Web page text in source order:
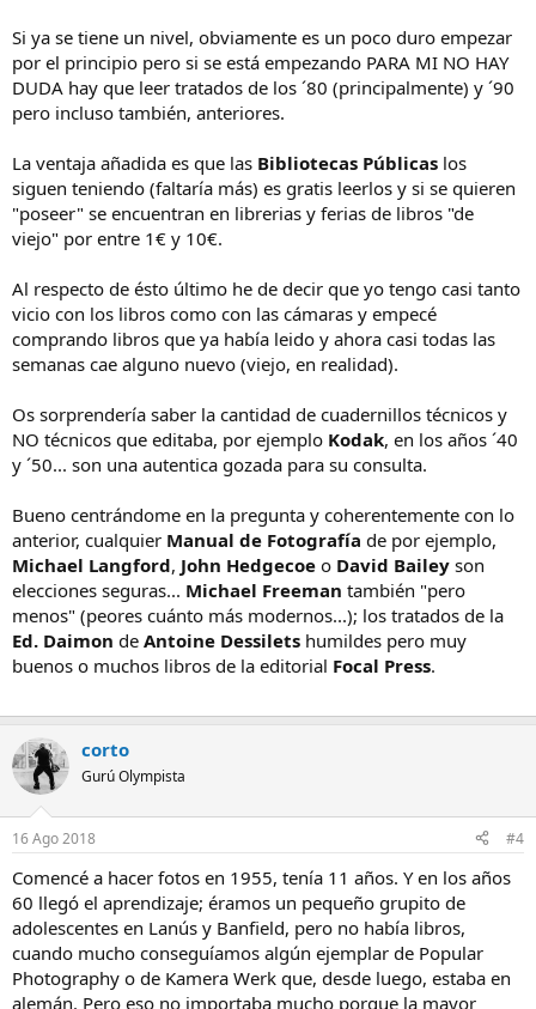
Si ya se tiene un nivel, obviamente es un poco duro empezar
por el principio pero si se está empezando PARA MI NO HAY
DUDA hay que leer tratados de los ´80 (principalmente) y ´90
pero incluso también, anteriores.
La ventaja añadida es que las Bibliotecas Públicas los
siguen teniendo (faltaría más) es gratis leerlos y si se quieren
"poseer" se encuentran en librerias y ferias de libros "de
viejo" por entre 1€ y 10€.
Al respecto de ésto último he de decir que yo tengo casi tanto
vicio con los libros como con las cámaras y empecé
comprando libros que ya había leido y ahora casi todas las
semanas cae alguno nuevo (viejo, en realidad).
Os sorprendería saber la cantidad de cuadernillos técnicos y
NO técnicos que editaba, por ejemplo Kodak, en los años ´40
y ´50... son una autentica gozada para su consulta.
Bueno centrándome en la pregunta y coherentemente con lo
anterior, cualquier Manual de Fotografía de por ejemplo,
Michael Langford, John Hedgecoe o David Bailey son
elecciones seguras... Michael Freeman también "pero
menos" (peores cuánto más modernos...); los tratados de la
Ed. Daimon de Antoine Dessilets humildes pero muy
buenos o muchos libros de la editorial Focal Press.
corto
Gurú Olympista
16 Ago 2018 #4
Comencé a hacer fotos en 1955, tenía 11 años. Y en los años
60 llegó el aprendizaje; éramos un pequeño grupito de
adolescentes en Lanús y Banfield, pero no había libros,
cuando mucho conseguíamos algún ejemplar de Popular
Photography o de Kamera Werk que, desde luego, estaba en
alemán. Pero eso no importaba mucho porque la mayor